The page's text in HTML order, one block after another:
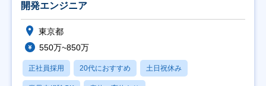
開発エンジニア
東京都
550万~850万
正社員採用 20代におすすめ 土日祝休み